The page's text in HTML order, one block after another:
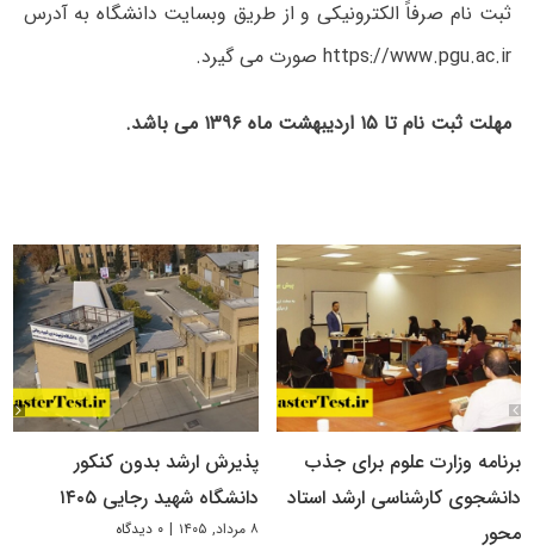
ثبت نام صرفاً الکترونیکی و از طریق وبسایت دانشگاه به آدرس
https://www.pgu.ac.ir صورت می گیرد.
مهلت ثبت نام تا ۱۵ اردیبهشت ماه ۱۳۹۶ می باشد.
برنامه وزارت علوم برای جذب
دانشجوی کارشناسی ارشد استاد
محور
پذیرش ارشد بدون کنکور
دانشگاه شهید رجایی ۱۴۰۵
۸ مرداد, ۱۴۰۵ | ۰ دیدگاه